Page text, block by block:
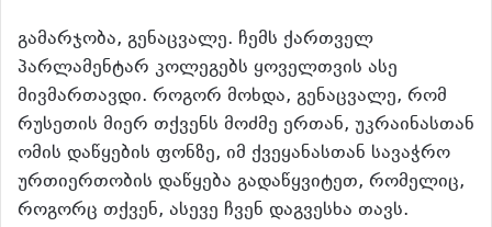
გამარჯობა, გენაცვალე. ჩემს ქართველ
პარლამენტარ კოლეგებს ყოველთვის ასე
მივმართავდი. როგორ მოხდა, გენაცვალე, რომ
რუსეთის მიერ თქვენს მოძმე ერთან, უკრაინასთან
ომის დაწყების ფონზე, იმ ქვეყანასთან სავაჭრო
ურთიერთობის დაწყება გადაწყვიტეთ, რომელიც,
როგორც თქვენ, ასევე ჩვენ დაგვესხა თავს.